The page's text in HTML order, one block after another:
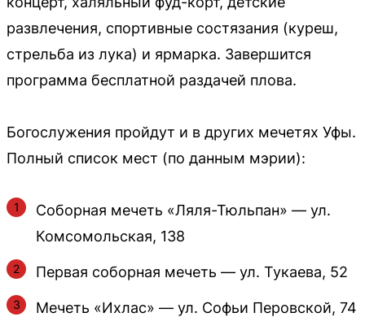
развлечения, спортивные состязания (куреш,
стрельба из лука) и ярмарка. Завершится
программа бесплатной раздачей плова.
Богослужения пройдут и в других мечетях Уфы.
Полный список мест (по данным мэрии):
Соборная мечеть «Ляля-Тюльпан» — ул.
Комсомольская, 138
Первая соборная мечеть — ул. Тукаева, 52
Мечеть «Ихлас» — ул. Софьи Перовской, 74